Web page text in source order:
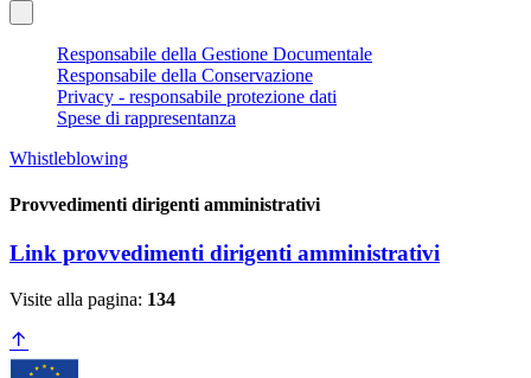
Responsabile della Gestione Documentale
Responsabile della Conservazione
Privacy - responsabile protezione dati
Spese di rappresentanza
Whistleblowing
Provvedimenti dirigenti amministrativi
Link provvedimenti dirigenti amministrativi
Visite alla pagina: 134